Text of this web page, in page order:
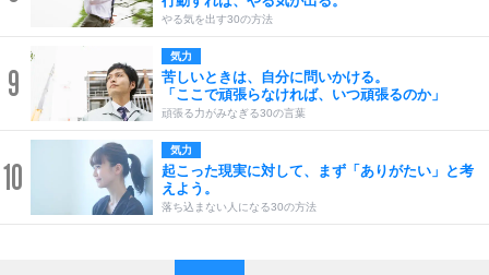
やる気を出す30の方法
9
気力
苦しいときは、自分に問いかける。
「ここで頑張らなければ、いつ頑張るのか」
頑張る力がみなぎる30の言葉
10
気力
起こった現実に対して、まず「ありがたい」と考
えよう。
落ち込まない人になる30の方法